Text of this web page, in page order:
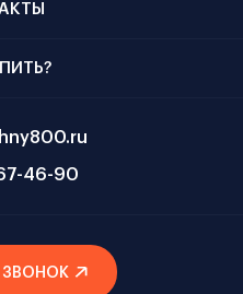
46-90
ЗВОНОК